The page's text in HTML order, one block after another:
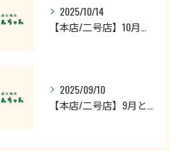
2025/10/14
2025/09/10